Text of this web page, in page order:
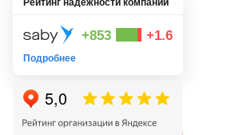
Рейтинг надежности компании
+853 +1.6
Подробнее